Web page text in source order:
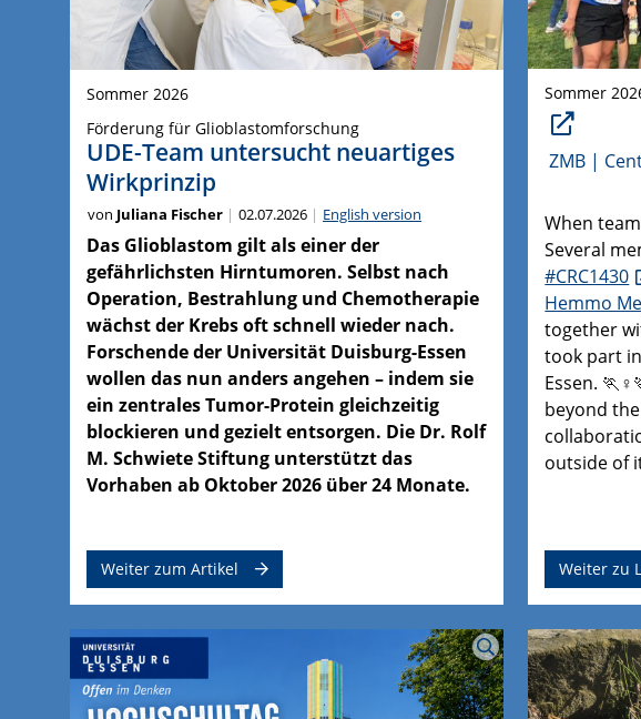
Sommer 2026
Förderung für Glioblastomforschung
UDE-Team untersucht neuartiges
Wirkprinzip
von Juliana Fischer 02.07.2026 English version
Das Glioblastom gilt als einer der
gefährlichsten Hirntumoren. Selbst nach
Operation, Bestrahlung und Chemotherapie
wächst der Krebs oft schnell wieder nach.
Forschende der Universität Duisburg-Essen
wollen das nun anders angehen – indem sie
ein zentrales Tumor-Protein gleichzeitig
blockieren und gezielt entsorgen. Die Dr. Rolf
M. Schwiete Stiftung unterstützt das
Vorhaben ab Oktober 2026 über 24 Monate.
Weiter zum Artikel
Sommer
ZMB |
When
Several
#CRC1430
Hemmo
together
took part
Essen.
beyond
outside of
Weiter zu